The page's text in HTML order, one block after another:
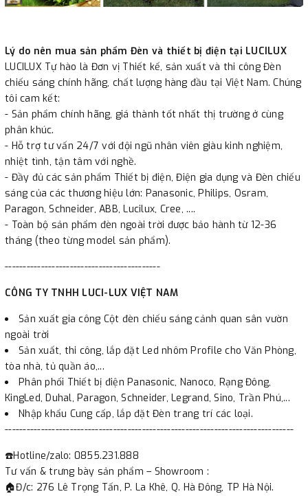
Lý do nên mua sản phẩm Đèn và thiết bị điện tại LUCILUX
LUCILUX Tự hào là Đơn vị Thiết kế, sản xuất và thi công Đèn
chiếu sáng chính hãng, chất lượng hàng đầu tại Việt Nam. Chúng
tôi cam kết:
- Sản phẩm chính hãng, giá thành tốt nhất thị trường ở cùng
phân khúc.
- Hỗ trợ tư vấn 24/7 với đội ngũ nhân viên giàu kinh nghiệm,
nhiệt tình, tận tâm với nghề.
- Đầy đủ các sản phẩm Thiết bị điện, Điện gia dụng và Đèn chiếu
sáng của các thương hiệu lớn: Panasonic, Philips, Osram,
Paragon, Schneider, ABB, Lucilux, Cree, ....
- Toàn bộ sản phẩm đèn ngoài trời được bảo hành từ 12-36
tháng (theo từng model sản phẩm).
-------------------------------------------
CÔNG TY TNHH LUCI-LUX VIỆT NAM
Sản xuất gia công Cột đèn chiếu sáng cảnh quan sân vườn
ngoài trời
Sản xuất, thi công, lắp đặt Led nhôm Profile cho Văn Phòng,
tòa nhà, tủ quần áo,...
Phân phối Thiết bị điện Panasonic, Nanoco, Rạng Đông,
KingLed, Duhal, Paragon, Schneider, Legrand, Sino, Trần Phú,...
Nhập khẩu Cung cấp, lắp đặt Đèn trang trí các loại.
--------------------------------------------------------------------------------
☎️Hotline/zalo: 0855.231.888
Tư vấn & trưng bày sản phẩm – Showroom :
🏠Đ/c: 276 Lê Trọng Tấn, P. La Khê, Q. Hà Đông, TP Hà Nội.